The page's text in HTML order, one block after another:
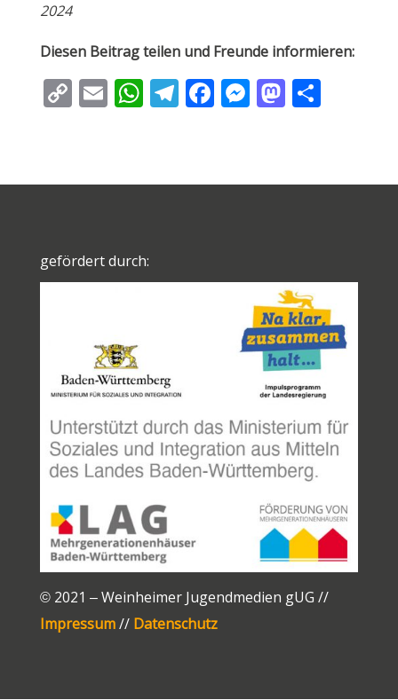
2024
Diesen Beitrag teilen und Freunde informieren:
C
y
k
E
l
W
s
p
T
gr
F
b
M
e
M
d
T
n
gefördert durch:
© 2021 – Weinheimer Jugendmedien gUG //
Impressum// Datenschutz